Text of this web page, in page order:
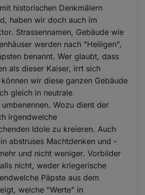
historischen Denkmälern
haben wir doch auch im
Strassennamen, Gebäude wie
werden nach "Heiligen",
benannt. Wer glaubt, dass
als dieser Kaiser, irrt sich
wir diese ganzen Gebäude
gleich in neutrale
Wozu dient der
irgendwelche
Idole zu kreieren. Auch
abstruses Machtdenken und -
und nicht weniger. Vorbilder
nicht, weder kriegerische
Päpste aus dem
welche "Werte" in